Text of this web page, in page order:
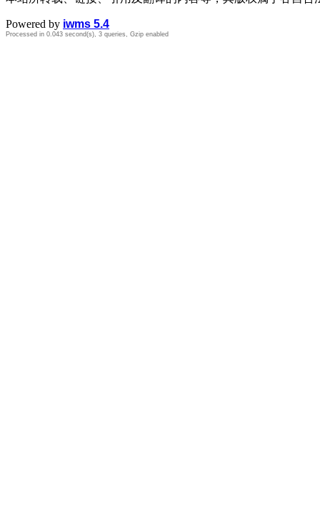
Powered by iwms 5.4
Processed in 0.043 second(s), 3 queries, Gzip enabled